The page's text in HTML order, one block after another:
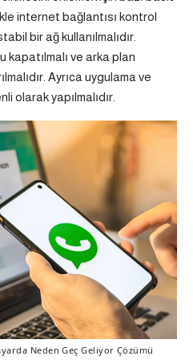
internet bağlantısı kontrol
bir ağ kullanılmalıdır.
ve arka plan
Ayrıca uygulama ve
olarak yapılmalıdır.
Neden Geç Geliyor Çözümü